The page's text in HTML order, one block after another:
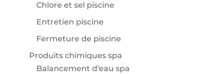
Chlore et sel piscine
Entretien piscine
Fermeture de piscine
Produits chimiques spa
Balancement d'eau spa